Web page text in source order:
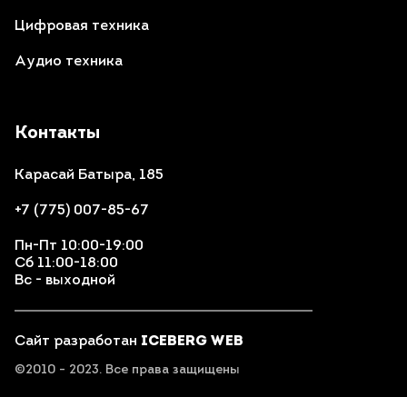
Контакты
Карасай Батыра, 185
+7 (775) 007-85-67
Пн-Пт 10:00-19:00
Сб 11:00-18:00
Вс - выходной
Сайт разработан ICEBERG WEB
©2010 - 2023. Все права защищены
Цифровая техника
Аудио техника